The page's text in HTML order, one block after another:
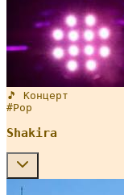
🎵 Концерт
#Pop
Shakira